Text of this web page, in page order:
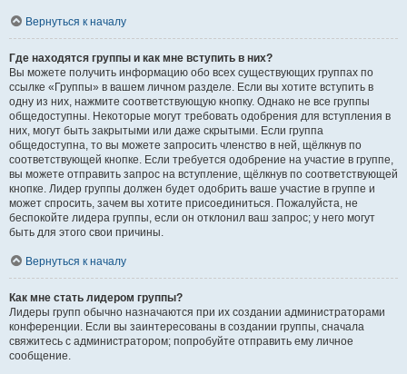
Вернуться к началу
Где находятся группы и как мне вступить в них?
Вы можете получить информацию обо всех существующих группах по
ссылке «Группы» в вашем личном разделе. Если вы хотите вступить в
одну из них, нажмите соответствующую кнопку. Однако не все группы
общедоступны. Некоторые могут требовать одобрения для вступления в
них, могут быть закрытыми или даже скрытыми. Если группа
общедоступна, то вы можете запросить членство в ней, щёлкнув по
соответствующей кнопке. Если требуется одобрение на участие в группе,
вы можете отправить запрос на вступление, щёлкнув по соответствующей
кнопке. Лидер группы должен будет одобрить ваше участие в группе и
может спросить, зачем вы хотите присоединиться. Пожалуйста, не
беспокойте лидера группы, если он отклонил ваш запрос; у него могут
быть для этого свои причины.
Вернуться к началу
Как мне стать лидером группы?
Лидеры групп обычно назначаются при их создании администраторами
конференции. Если вы заинтересованы в создании группы, сначала
свяжитесь с администратором; попробуйте отправить ему личное
сообщение.